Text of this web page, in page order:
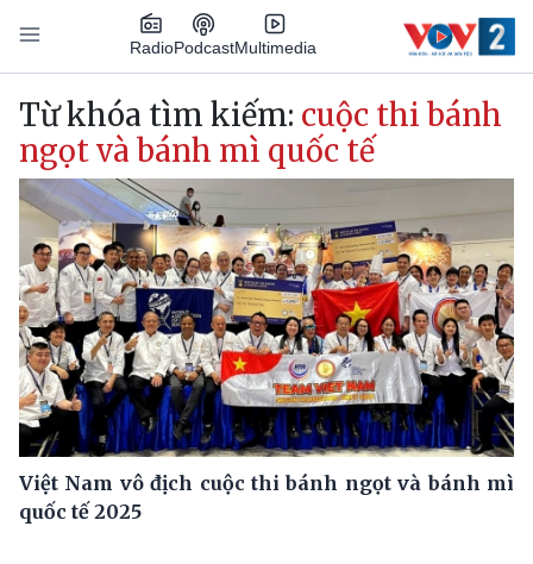
Nhảy đến nội dung
RadioPodcastMultimedia
Main navigation
Từ khóa tìm kiếm: cuộc thi bánh
ngọt và bánh mì quốc tế
Việt Nam vô địch cuộc thi bánh ngọt và bánh mì
quốc tế 2025